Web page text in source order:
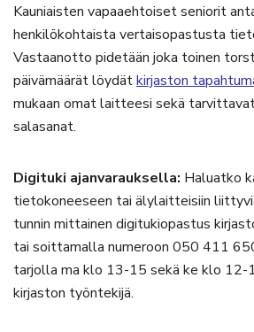
Kauniaisten vapaaehtoiset seniorit
henkilökohtaista vertaisopastusta
Vastaanotto pidetään joka toinen
päivämäärät löydätkirjaston
mukaan omat laitteesi sekä
salasanat.
Digituki ajanvarauksella: Haluatko
tietokoneeseen tai älylaitteisiin
tunnin mittainen digitukiopastus
tai soittamalla numeroon 050 411
tarjolla ma klo 13-15 sekä ke klo 12-
kirjaston työntekijä.